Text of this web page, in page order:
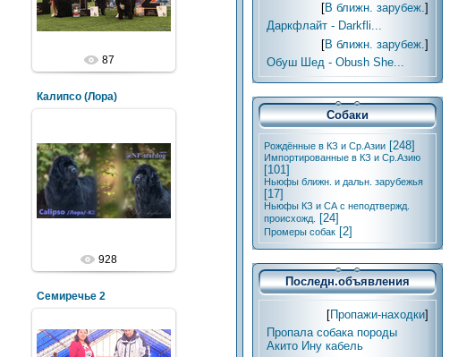
87
Калипсо (Лора)
928
Семиречье 2
[В ближн. зарубеж.]
Даркфлайт - Darkfli...
[В ближн. зарубеж.]
Обуш Шед - Obush She...
Собаки
Рождённые в КЗ и Ср.Азии [248]
Импортированные в КЗ и Ср.Азию
[101]
Ньюфы ближн. и дальн. зарубежья
[17]
Ньюфы КЗ и СА с неподтвержд.
происхожд.
[24]
Промеры собак [2]
Последн.объявления
[Пропажи-находки]
Пропала собака породы
Акито Ину кабель